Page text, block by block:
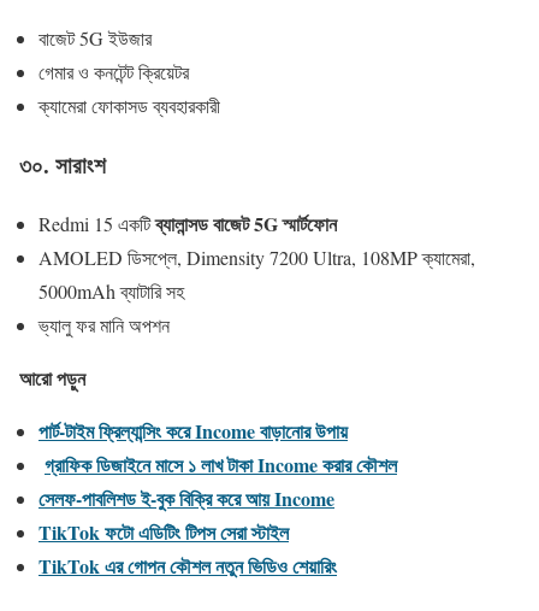
বাজেট 5G ইউজার
গেমার ও কনটেন্ট ক্রিয়েটর
ক্যামেরা ফোকাসড ব্যবহারকারী
৩০. সারাংশ
Redmi 15 একটিব্যালান্সড বাজেট 5G স্মার্টফোন
AMOLED ডিসপ্লে, Dimensity 7200 Ultra, 108MP ক্যামেরা,
5000mAh ব্যাটারি সহ
ভ্যালু ফর মানি অপশন
আরো পড়ুন
পার্ট-টাইম ফ্রিল্যান্সিং করে Income বাড়ানোর উপায়
গ্রাফিক ডিজাইনে মাসে ১ লাখ টাকা Income করার কৌশল
সেলফ-পাবলিশড ই-বুক বিক্রি করে আয় Income
TikTok ফটো এডিটিং টিপস সেরা স্টাইল
TikTok এর গোপন কৌশল নতুন ভিডিও শেয়ারিং